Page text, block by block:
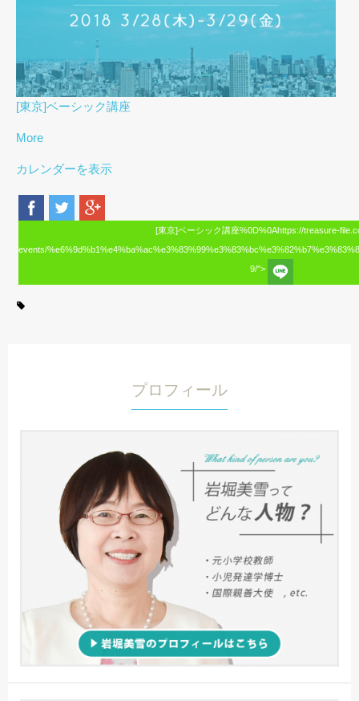
[東京]ベーシック講座
More
カレンダーを表示
[東京]ベーシック講座%0D%0Ahttps://treasure-
events/
9/">
プロフィール